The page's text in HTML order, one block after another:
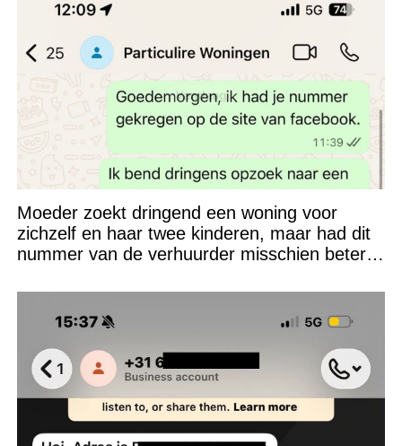
Moeder zoekt dringend een woning voor
zichzelf en haar twee kinderen, maar had dit
nummer van de verhuurder misschien beter